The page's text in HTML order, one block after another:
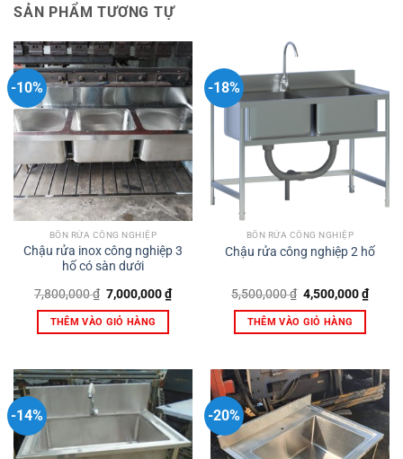
SẢN PHẨM TƯƠNG TỰ
-10%
BỒN RỬA CÔNG NGHIỆP
Chậu rửa inox công nghiệp 3
hố có sàn dưới
7,800,000₫ Giá
gốc
là:
7,800,000 ₫.
7,000,000₫Giá
hiện
THÊM VÀO GIỎ HÀNG
-18%
BỒN RỬA CÔNG NGHIỆP
Chậu rửa công nghiệp 2 hố
5,500,000₫ Giá
gốc
là:
5,500,000 ₫.
4,500,000₫Giá
hiện
THÊM VÀO GIỎ HÀNG
-14% -20%